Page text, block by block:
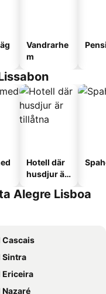
Vandrarhe
m
Hotell där
husdjur är
Alegre Lisboa
Cascais
Sintra
Ericeira
Nazaré